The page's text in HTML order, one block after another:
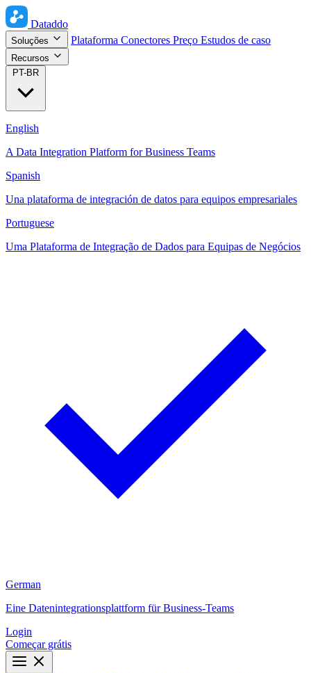
Dataddo
Soluções Plataforma Conectores Preço Estudos de caso
Recursos
PT-BR
English
A Data Integration Platform for Business Teams
Spanish
Una plataforma de integración de datos para equipos empresariales
Portuguese
Uma Plataforma de Integração de Dados para Equipas de Negócios
German
Eine Datenintegrationsplattform für Business-Teams
Login
Começar grátis